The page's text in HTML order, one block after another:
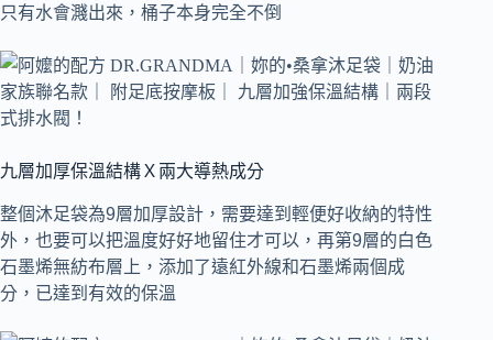
只有水會濺出來，桶子本身完全不倒
九層加厚保溫結構Ｘ兩大導熱成分
整個沐足袋為9層加厚設計，需要達到輕便好收納的特性
外，也要可以把溫度好好地留住才可以，再第9層的白色
石墨烯無紡布層上，添加了遠紅外線和石墨烯兩個成
分，已達到有效的保溫